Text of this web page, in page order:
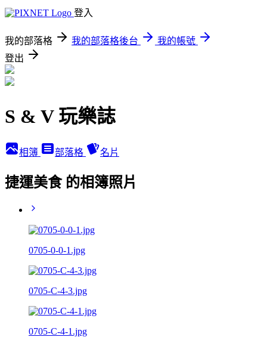
登入
我的部落格 我的部落格後台
我的帳號
登出
S & V 玩樂誌
相簿 部落格 名片
捷運美食 的相簿照片
0705-0-0-1.jpg
0705-C-4-3.jpg
0705-C-4-1.jpg